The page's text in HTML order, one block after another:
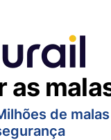
as
de